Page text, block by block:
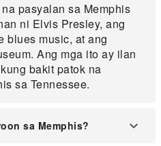
pasyalan sa Memphis
ni Elvis Presley, ang
blues music, at ang
Ang mga ito ay ilan
bakit patok na
sa Tennessee.
sa Memphis?